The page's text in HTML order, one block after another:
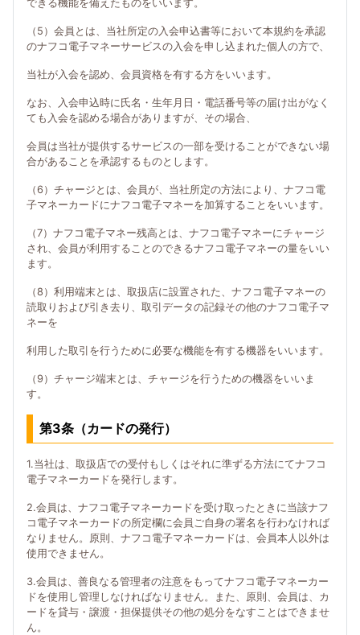
できる機能を備えたものをいいます。
（5）会員とは、当社所定の入会申込書等において本規約を承認
のナフコ電子マネーサービスの入会を申し込まれた個人の方で、
当社が入会を認め、会員資格を有する方をいいます。
なお、入会申込時に氏名・生年月日・電話番号等の届け出がなく
ても入会を認める場合がありますが、その場合、
会員は当社が提供するサービスの一部を受けることができない場
合があることを承認するものとします。
（6）チャージとは、会員が、当社所定の方法により、ナフコ電
子マネーカードにナフコ電子マネーを加算することをいいます。
（7）ナフコ電子マネー残高とは、ナフコ電子マネーにチャージ
され、会員が利用することのできるナフコ電子マネーの量をいい
ます。
（8）利用端末とは、取扱店に設置された、ナフコ電子マネーの
読取りおよび引き去り、取引データの記録その他のナフコ電子マ
ネーを
利用した取引を行うために必要な機能を有する機器をいいます。
（9）チャージ端末とは、チャージを行うための機器をいいま
す。
第3条（カードの発行）
1.当社は、取扱店での受付もしくはそれに準ずる方法にてナフコ
電子マネーカードを発行します。
2.会員は、ナフコ電子マネーカードを受け取ったときに当該ナフ
コ電子マネーカードの所定欄に会員ご自身の署名を行わなければ
なりません。原則、ナフコ電子マネーカードは、会員本人以外は
使用できません。
3.会員は、善良なる管理者の注意をもってナフコ電子マネーカー
ドを使用し管理しなければなりません。また、原則、会員は、カ
ードを貸与・譲渡・担保提供その他の処分をなすことはできませ
ん。